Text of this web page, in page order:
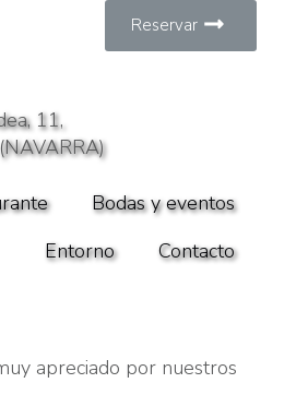
11,
Reservar
Bodas y eventos
Entorno
Contacto
apreciado por nuestros